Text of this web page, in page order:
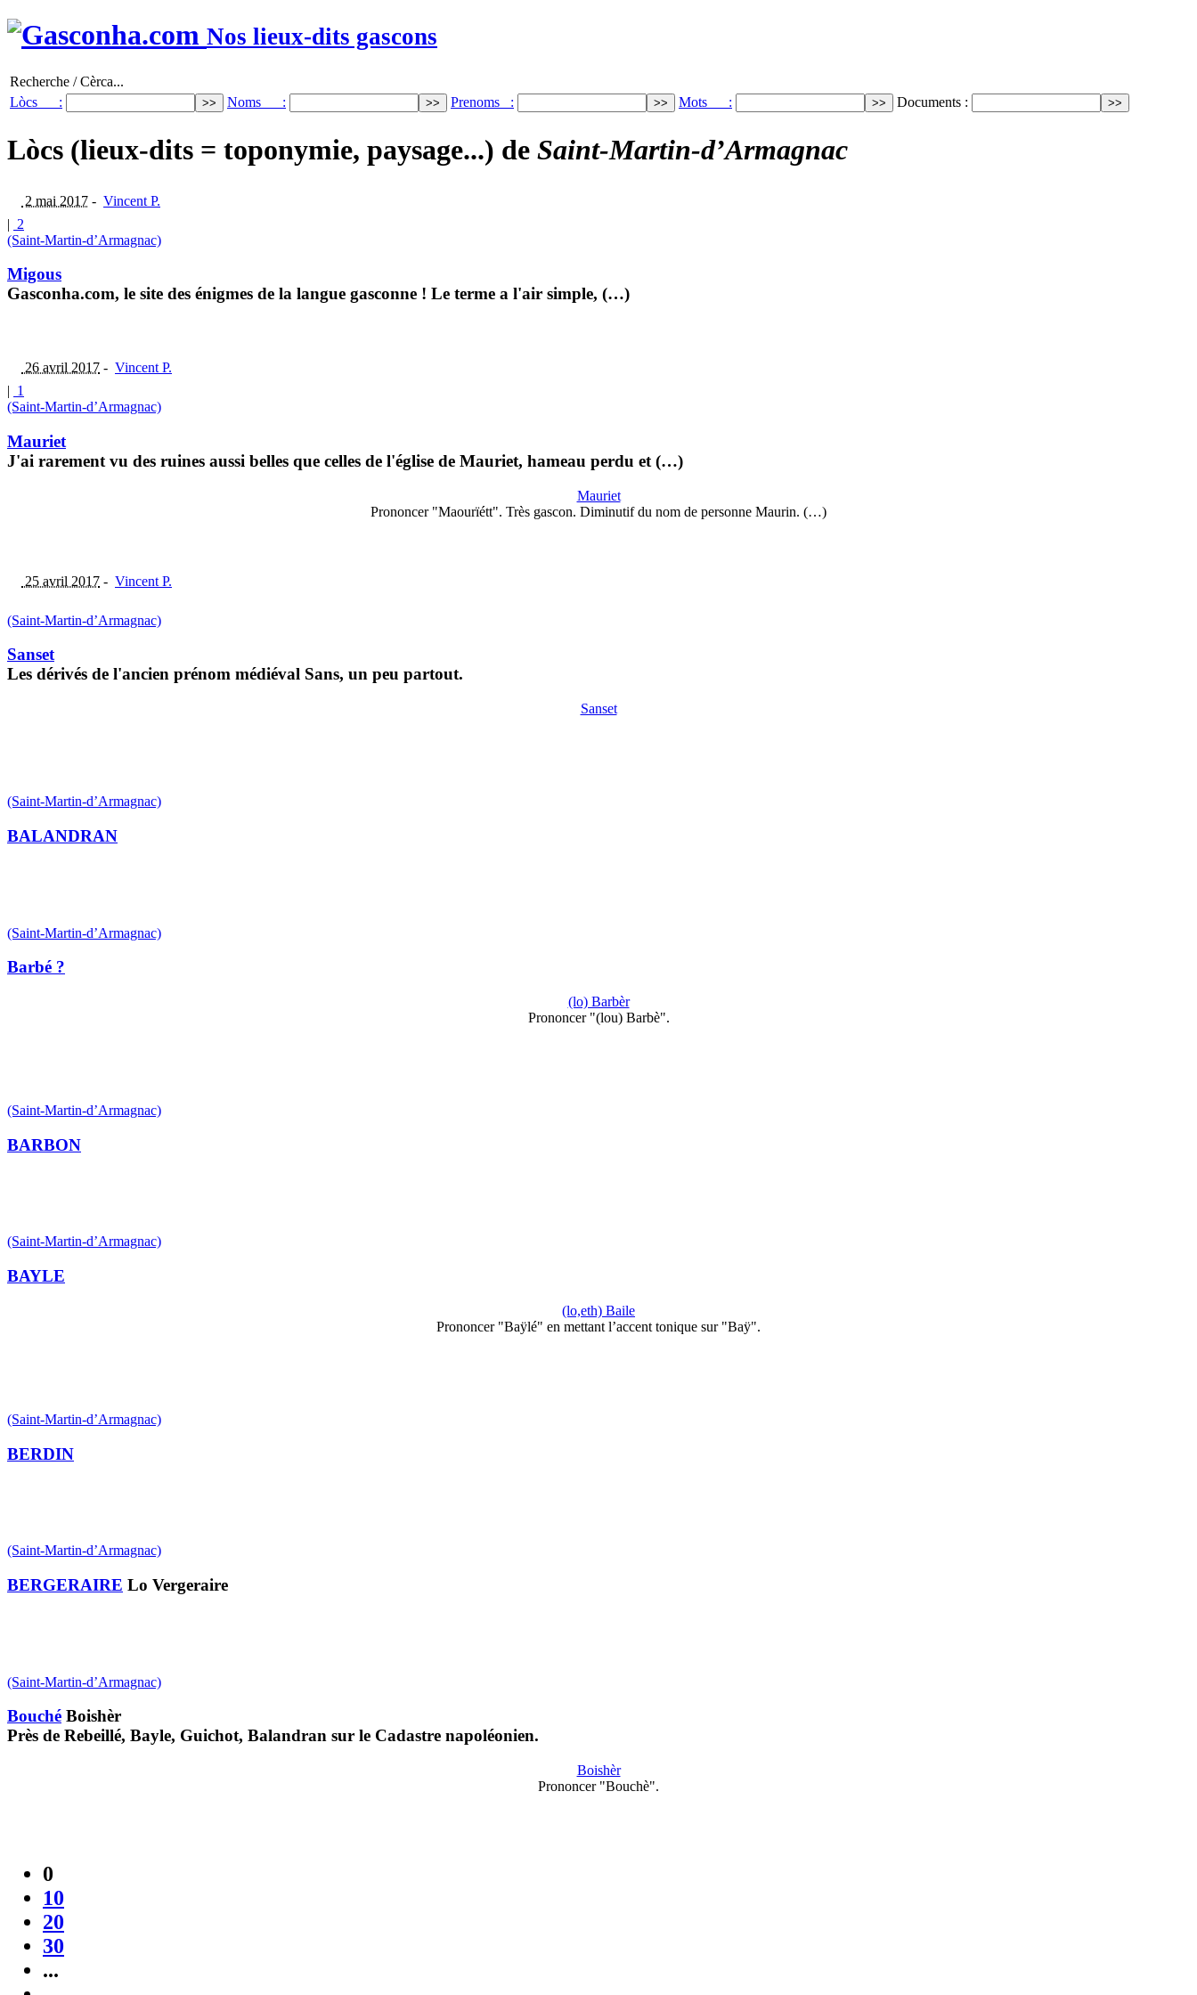
Nos lieux-dits gascons
Recherche / Cèrca...
Lòcs :
Noms : Prenoms : Mots : Documents :
Lòcs (lieux-dits = toponymie, paysage...) de Saint-Martin-d’Armagnac
2 mai 2017 - Vincent P.
| 2
(Saint-Martin-d’Armagnac)
Migous
Gasconha.com, le site des énigmes de la langue gasconne ! Le terme a l'air simple, (…)
26 avril 2017 - Vincent P.
| 1
(Saint-Martin-d’Armagnac)
Mauriet
J'ai rarement vu des ruines aussi belles que celles de l'église de Mauriet, hameau perdu et (…)
Mauriet
Prononcer "Maourïétt". Très gascon. Diminutif du nom de personne Maurin. (…)
25 avril 2017 - Vincent P.
(Saint-Martin-d’Armagnac)
Sanset
Les dérivés de l'ancien prénom médiéval Sans, un peu partout.
Sanset
(Saint-Martin-d’Armagnac)
BALANDRAN
(Saint-Martin-d’Armagnac)
Barbé ?
(lo) Barbèr
Prononcer "(lou) Barbè".
(Saint-Martin-d’Armagnac)
BARBON
(Saint-Martin-d’Armagnac)
BAYLE
(lo,eth) Baile
Prononcer "Baÿlé" en mettant l’accent tonique sur "Baÿ".
(Saint-Martin-d’Armagnac)
BERDIN
(Saint-Martin-d’Armagnac)
BERGERAIRE Lo Vergeraire
(Saint-Martin-d’Armagnac)
Bouché Boishèr
Près de Rebeillé, Bayle, Guichot, Balandran sur le Cadastre napoléonien.
Boishèr
Prononcer "Bouchè".
0
10
20
30
...